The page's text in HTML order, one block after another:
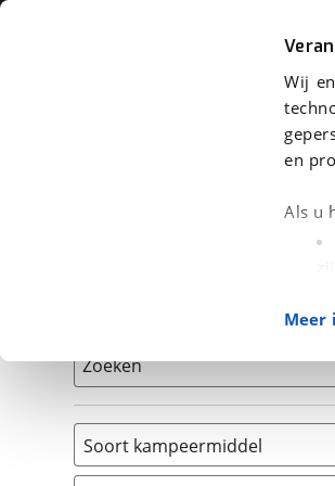
Wij en
en
Als u
Met
Meer
Auto
We hebben 6
Zoeken
Soort kampeermiddel
Camper (6)